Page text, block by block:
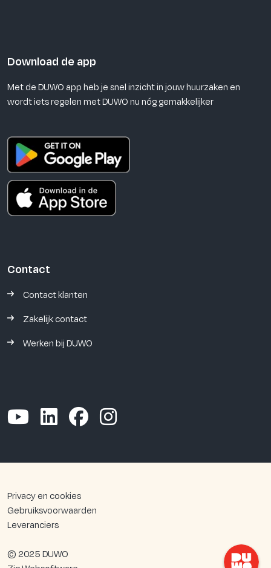
Download de app
Met de DUWO app heb je snel inzicht in jouw huurzaken en
wordt iets regelen met DUWO nu nóg gemakkelijker
Contact
Contact klanten
Zakelijk contact
Werken bij DUWO
Privacy en cookies
Gebruiksvoorwaarden
Leveranciers
© 2025 DUWO